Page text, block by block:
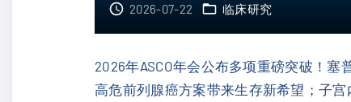
"
：
拉
替
2026-07-22 临床研究
2026年ASCO年会公布多项重磅突破！
高危前列腺癌方案带来生存新希望；子